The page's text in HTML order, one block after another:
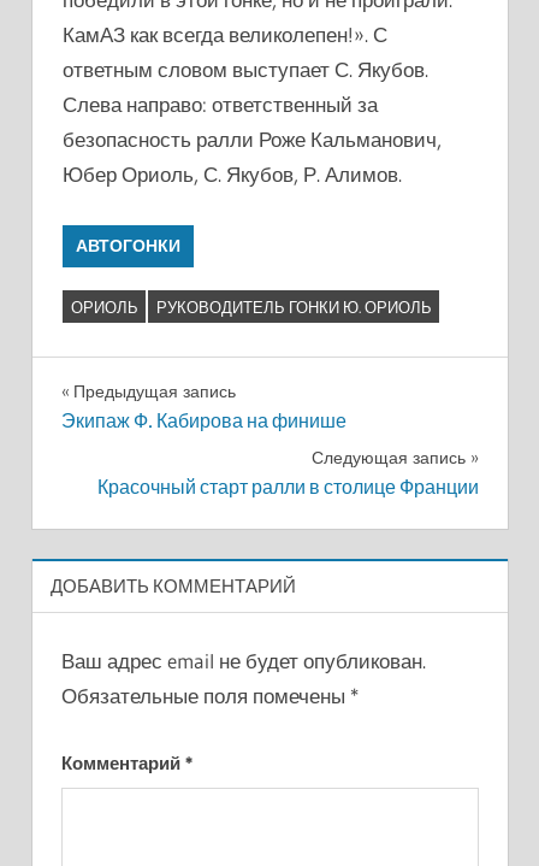
КамАЗ как всегда великолепен!». С
ответным словом выступает С. Якубов.
Слева направо: ответственный за
безопасность ралли Роже Кальманович,
Юбер Ориоль, С. Якубов, Р. Алимов.
АВТОГОНКИ
ОРИОЛЬ РУКОВОДИТЕЛЬ ГОНКИ Ю. ОРИОЛЬ
Навигация
записям
Предыдущая запись
Экипаж Ф. Кабирова на финише
Следующая запись
Красочный старт ралли в столице Франции
ДОБАВИТЬ КОММЕНТАРИЙ
Ваш адрес email не будет опубликован.
Обязательные поля помечены *
Комментарий *